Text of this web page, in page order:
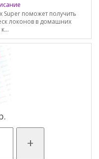
Super поможет получить
локонов в домашних
+